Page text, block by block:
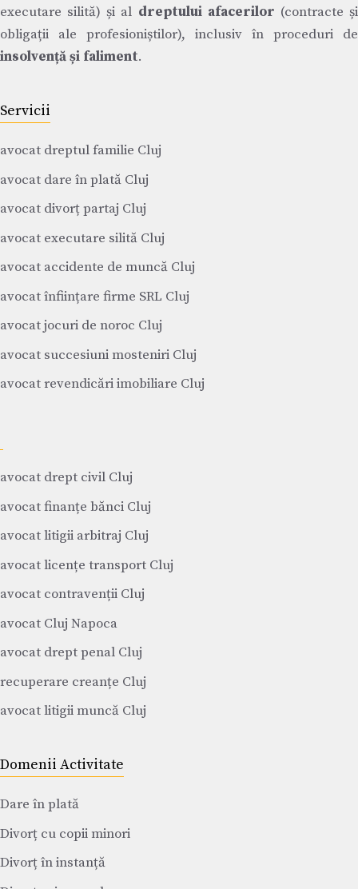
executare silită) și al dreptului afacerilor (contracte și
obligații ale profesioniștilor), inclusiv în proceduri de
insolvență și faliment.
Servicii
avocat dreptul familie Cluj
avocat dare în plată Cluj
avocat divorț partaj Cluj
avocat executare silită Cluj
avocat accidente de muncă Cluj
avocat înființare firme SRL Cluj
avocat jocuri de noroc Cluj
avocat succesiuni mosteniri Cluj
avocat revendicări imobiliare Cluj
avocat drept civil Cluj
avocat finanțe bănci Cluj
avocat litigii arbitraj Cluj
avocat licențe transport Cluj
avocat contravenții Cluj
avocat Cluj Napoca
avocat drept penal Cluj
recuperare creanțe Cluj
avocat litigii muncă Cluj
Domenii Activitate
Dare în plată
Divorț cu copii minori
Divorț în instanță